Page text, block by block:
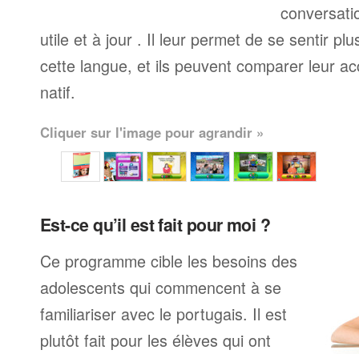
utile et à jour . Il leur permet de se sentir
cette langue, et ils peuvent comparer leur
natif.
Cliquer sur l'image pour agrandir »
Est-ce qu’il est fait pour moi ?
Ce programme cible les besoins des
adolescents qui commencent à se
familiariser avec le portugais. Il est
plutôt fait pour les élèves qui ont